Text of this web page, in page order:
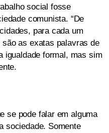
social fosse
comunista. “De
para cada um
as exatas palavras de
igualdade formal, mas sim
se pode falar em alguma
sociedade. Somente